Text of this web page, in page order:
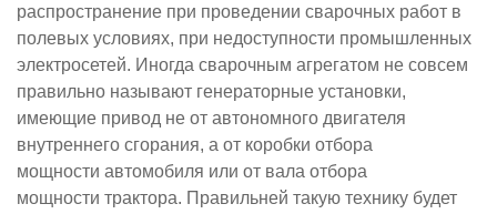
распространение при проведении сварочных работ в
полевых условиях, при недоступности промышленных
электросетей. Иногда сварочным агрегатом не совсем
правильно называют генераторные установки,
имеющие привод не от автономного двигателя
внутреннего сгорания, а от коробки отбора
мощности автомобиля или от вала отбора
мощности трактора. Правильней такую технику будет